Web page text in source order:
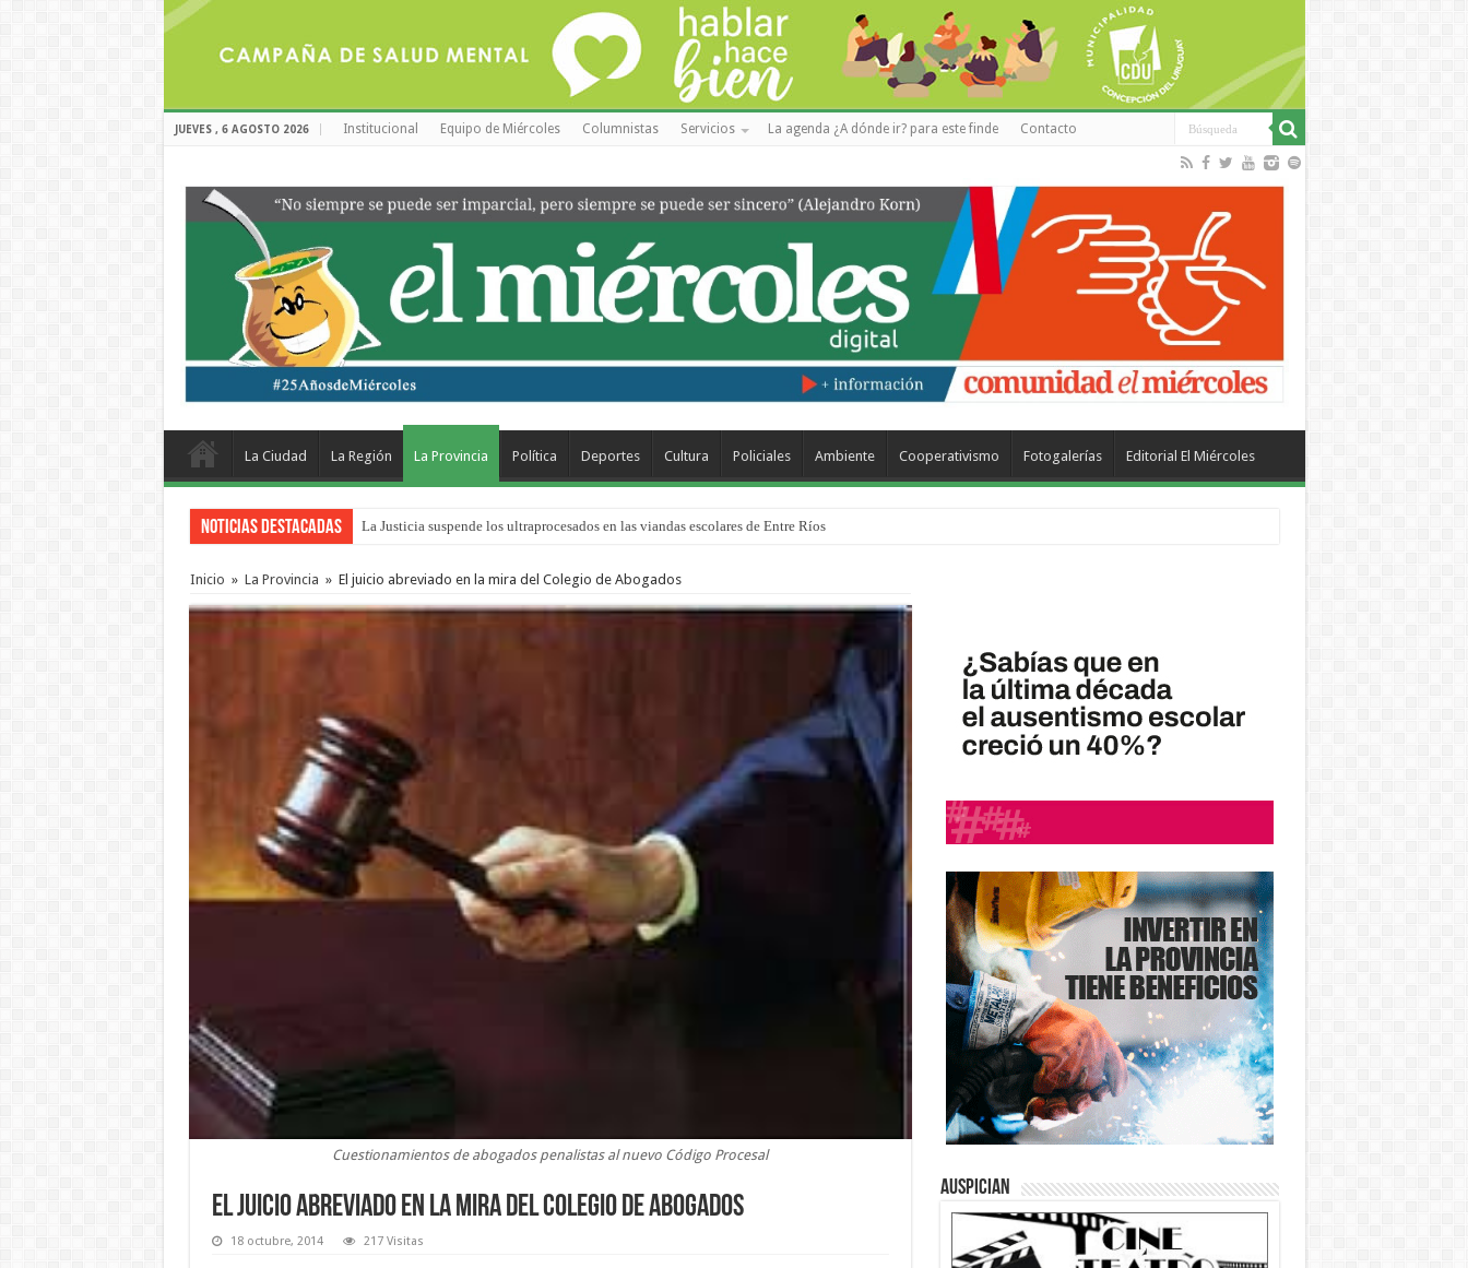
JUEVES , 6 AGOSTO 2026 Institucional Equipo de Miércoles Columnistas Servicios La agenda ¿A dónde ir? para este finde Contacto
La Ciudad La Región La Provincia Política Deportes Cultura Policiales Ambiente Cooperativismo Fotogalerías Editorial El Miércoles
Noticias Destacadas La Justicia suspende los ultraprocesados en las viandas escolares de Entre Ríos
Se presentará la obra “La Runfla de los Macanos”
Inicio » La Provincia » El juicio abreviado en la mira del Colegio de Abogados
Cuestionamientos de abogados penalistas al nuevo Código Procesal
El juicio abreviado en la mira del Colegio de Abogados
18 octubre, 2014 217 Visitas
Auspician